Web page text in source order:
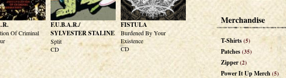
Of Criminal
F.U.B.A.R./
SYLVESTER STALINE
Split
CD
FISTULA
Burdened By Your
Existence
CD
Merchandise
T-Shirts(5)
Patches(35)
Zipper(2)
Power It Up Merch(5)